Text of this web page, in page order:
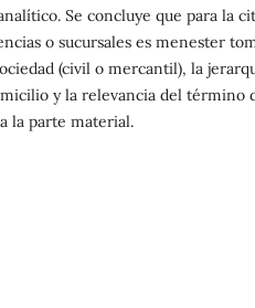
Se concluye que para la
o sucursales es menester
(civil o mercantil), la
y la relevancia del término
la parte material.